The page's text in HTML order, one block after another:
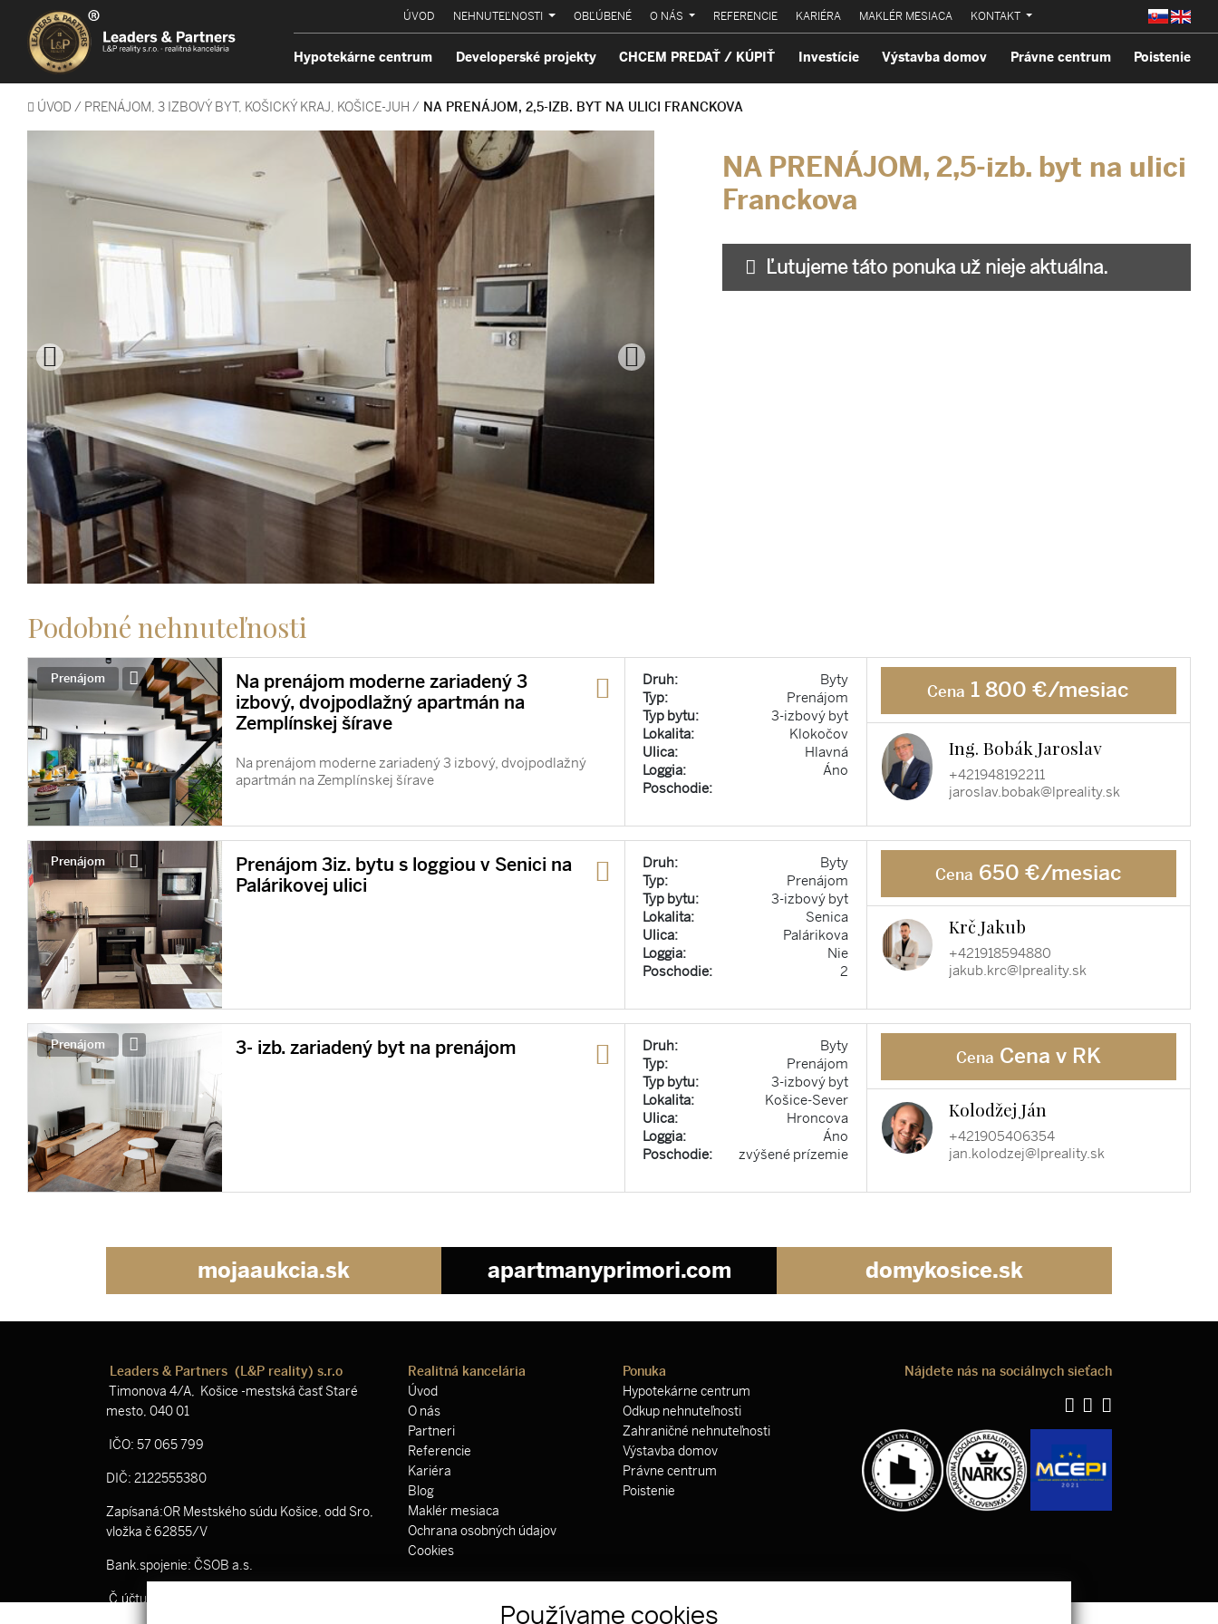
Používame cookies
ÚVOD NEHNUTEĽNOSTI OBĽÚBENÉ O NÁS REFERENCIE KARIÉRA MAKLÉR MESIACA KONTAKT
Hypotekárne centrum Developerské projekty CHCEM PREDAŤ / KÚPIŤ Investície Výstavba domov Právne centrum Poistenie
ÚVOD / PRENÁJOM, 3 IZBOVÝ BYT, KOŠICKÝ KRAJ, KOŠICE-JUH / NA PRENÁJOM, 2,5-IZB. BYT NA ULICI FRANCKOVA
NA PRENÁJOM, 2,5-izb. byt na ulici
Franckova
Ľutujeme táto ponuka už nieje aktuálna.
Podobné nehnuteľnosti
Prenájom
Na prenájom moderne zariadený 3
izbový, dvojpodlažný apartmán na
Zemplínskej šírave
Na prenájom moderne zariadený 3 izbový, dvojpodlažný
apartmán na Zemplínskej šírave
Druh:
Byty
Typ:
Prenájom
Typ bytu:
3-izbový byt
Lokalita:
Klokočov
Ulica:
Hlavná
Loggia:
Áno
Poschodie:
Cena 1 800 €/mesiac
Ing. Bobák Jaroslav
+421948192211
jaroslav.bobak@lpreality.sk
Prenájom
Prenájom 3iz. bytu s loggiou v Senici na
Palárikovej ulici
Druh:
Byty
Typ:
Prenájom
Typ bytu:
3-izbový byt
Lokalita:
Senica
Ulica:
Palárikova
Loggia:
Nie
Poschodie:
2
Cena 650 €/mesiac
Krč Jakub
+421918594880
jakub.krc@lpreality.sk
Prenájom 3- izb. zariadený byt na prenájom Druh:
Byty
Typ:
Prenájom
Typ bytu:
3-izbový byt
Lokalita:
Košice-Sever
Ulica:
Hroncova
Loggia:
Áno
Poschodie:
zvýšené prízemie
Cena Cena v RK
Kolodžej Ján
+421905406354
jan.kolodzej@lpreality.sk
mojaaukcia.sk apartmanyprimori.com domykosice.sk
Leaders & Partners (L&P reality) s.r.o
Timonova 4/A, Košice -mestská časť Staré
mesto, 040 01
IČO: 57 065 799
DIČ: 2122555380
Zapísaná:OR Mestského súdu Košice, odd Sro,
vložka č 62855/V
Bank.spojenie: ČSOB a.s.
Č.účtu: SK53 7500 0000 0040 3519 8801
Realitná kancelária
Úvod
O nás
Partneri
Referencie
Kariéra
Blog
Maklér mesiaca
Ochrana osobných údajov
Cookies
Ponuka
Hypotekárne centrum
Odkup nehnuteľnosti
Zahraničné nehnuteľnosti
Výstavba domov
Právne centrum
Poistenie
Nájdete nás na sociálnych sieťach